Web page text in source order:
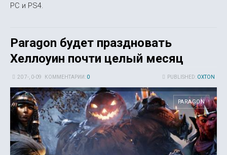
PC и PS4.
Paragon будет праздновать
Хеллоуин почти целый месяц
PUBLISHED: OXTON
20 7-, 0-09 КОММЕНТАРИИ: 0
PARAGON